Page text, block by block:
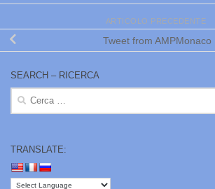
ARTICOLO PRECEDENTE
Tweet from AMPMonaco
SEARCH – RICERCA
Ricerca
TRANSLATE: